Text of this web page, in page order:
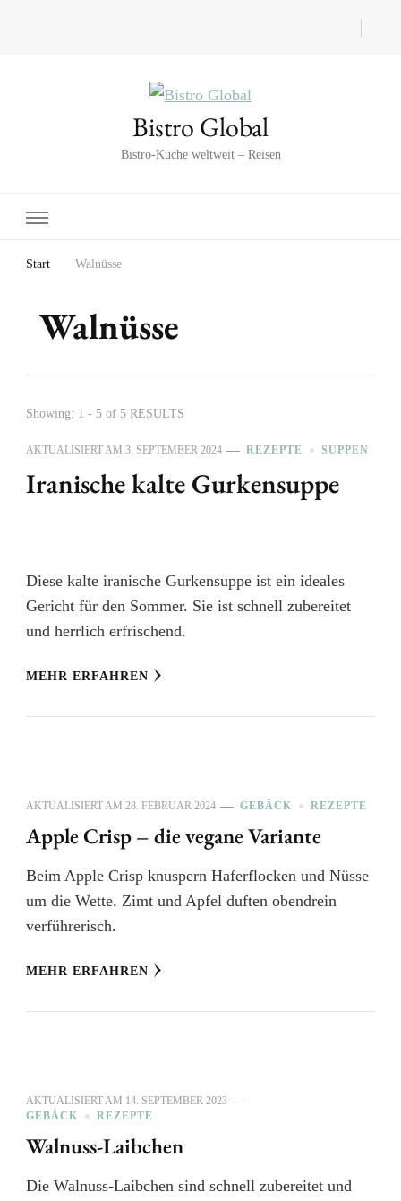
Bistro Global
Bistro-Küche weltweit – Reisen
Start Walnüsse
Walnüsse
Showing: 1 - 5 of 5 RESULTS
AKTUALISIERT AM 3. SEPTEMBER 2024 REZEPTE SUPPEN
Iranische kalte Gurkensuppe
Diese kalte iranische Gurkensuppe ist ein ideales
Gericht für den Sommer. Sie ist schnell zubereitet
und herrlich erfrischend.
MEHR ERFAHREN
AKTUALISIERT AM 28. FEBRUAR 2024 GEBÄCK REZEPTE
Apple Crisp – die vegane Variante
Beim Apple Crisp knuspern Haferflocken und Nüsse
um die Wette. Zimt und Apfel duften obendrein
verführerisch.
MEHR ERFAHREN
AKTUALISIERT AM 14. SEPTEMBER 2023
GEBÄCK
REZEPTE
Walnuss-Laibchen
Die Walnuss-Laibchen sind schnell zubereitet und